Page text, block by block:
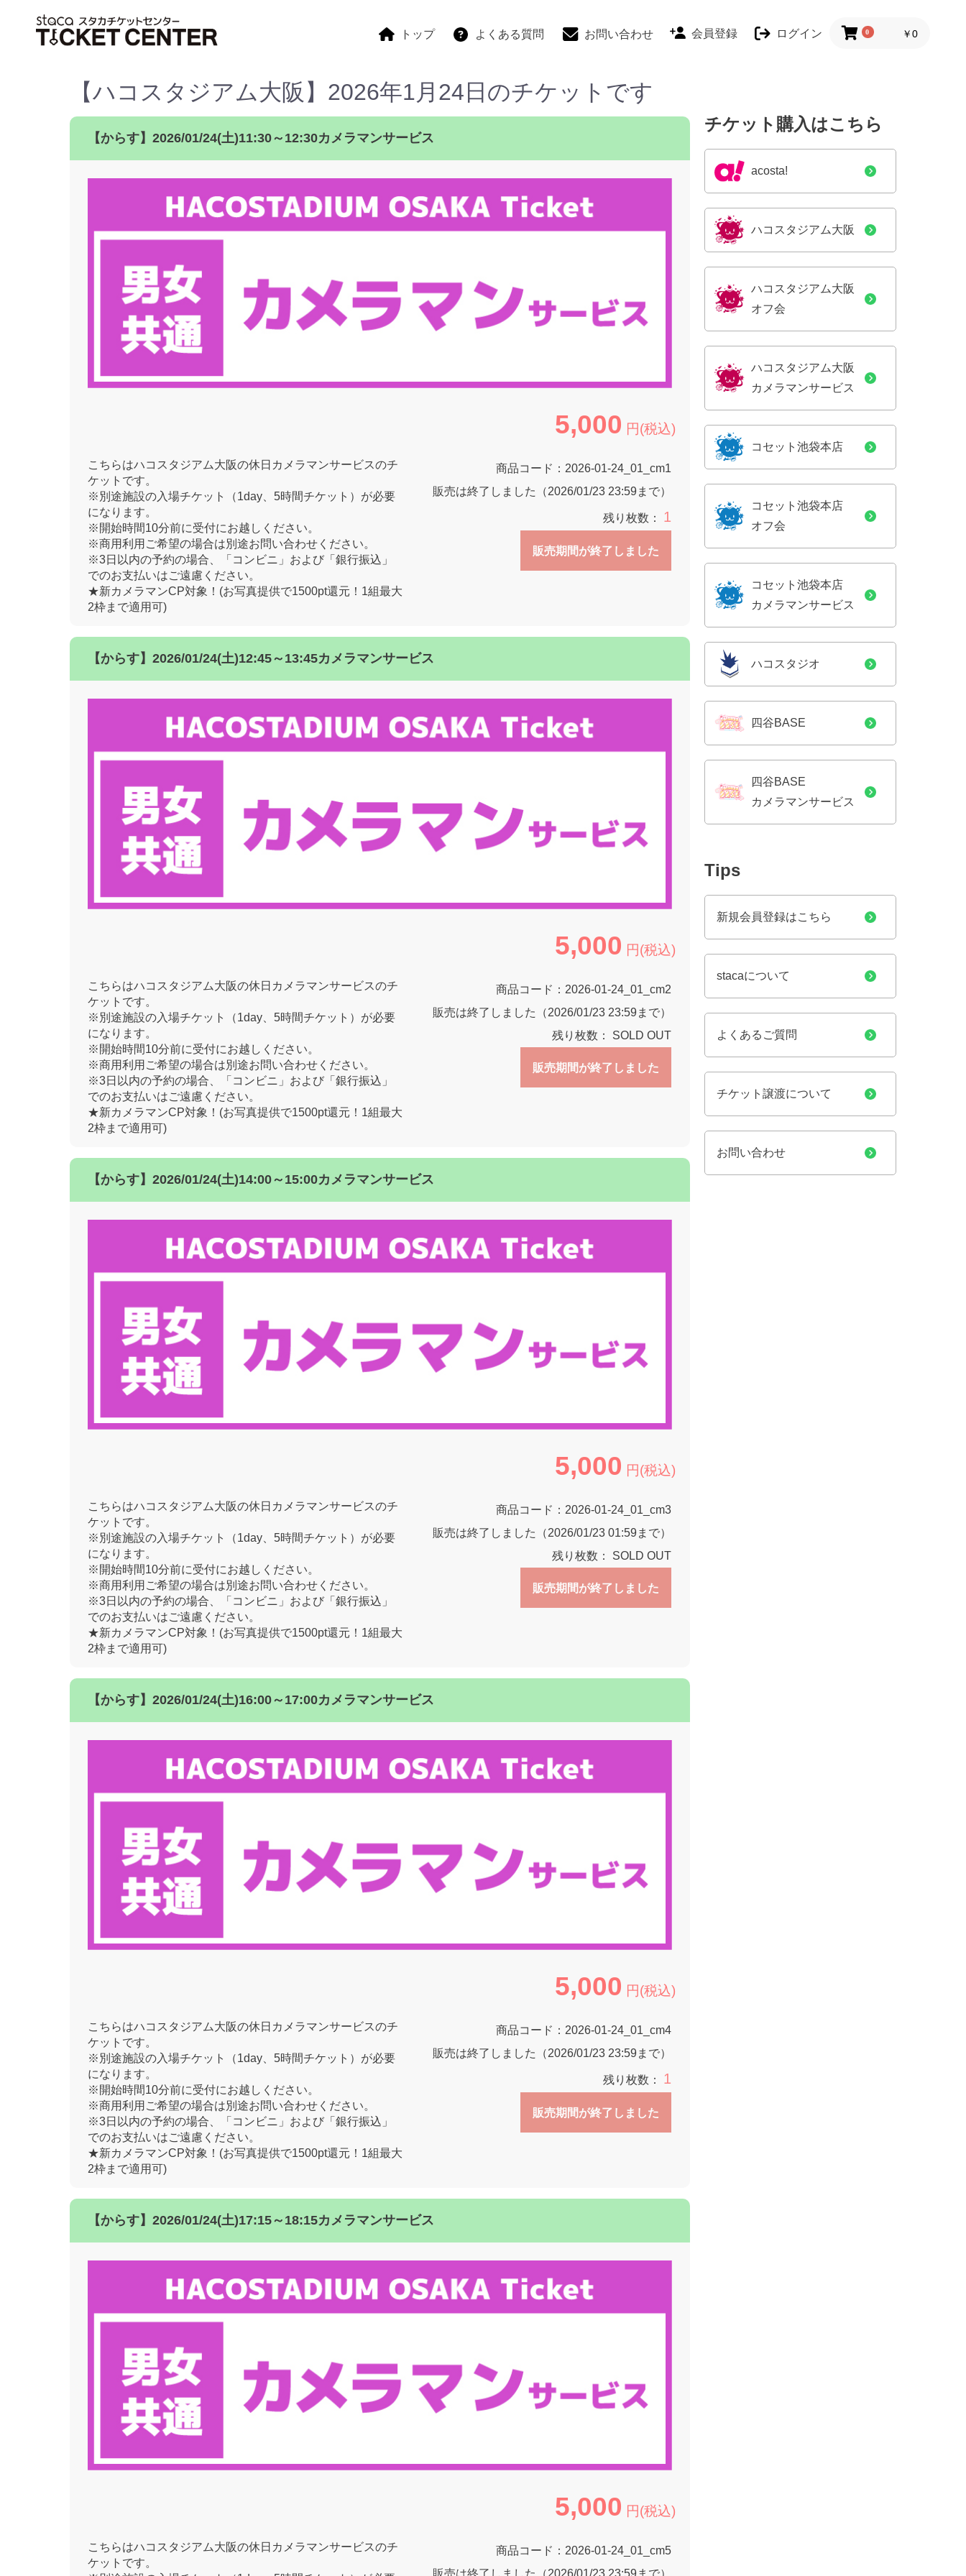
トップ よくある質問 お問い合わせ 会員登録 ログイン 0 ￥0
【ハコスタジアム大阪】2026年1月24日のチケットです
【からす】2026/01/24(土)11:30～12:30カメラマンサービス
5,000 円(税込)
こちらはハコスタジアム大阪の休日カメラマンサービスのチ
ケットです。
※別途施設の入場チケット（1day、5時間チケット）が必要
になります。
※開始時間10分前に受付にお越しください。
※商用利用ご希望の場合は別途お問い合わせください。
※3日以内の予約の場合、「コンビニ」および「銀行振込」
でのお支払いはご遠慮ください。
★新カメラマンCP対象！(お写真提供で1500pt還元！1組最大
2枠まで適用可)
商品コード： 2026-01-24_01_cm1
販売は終了しました（2026/01/23 23:59まで）
残り枚数： 1
販売期間が終了しました
【からす】2026/01/24(土)12:45～13:45カメラマンサービス
5,000 円(税込)
こちらはハコスタジアム大阪の休日カメラマンサービスのチ
ケットです。
※別途施設の入場チケット（1day、5時間チケット）が必要
になります。
※開始時間10分前に受付にお越しください。
※商用利用ご希望の場合は別途お問い合わせください。
※3日以内の予約の場合、「コンビニ」および「銀行振込」
でのお支払いはご遠慮ください。
★新カメラマンCP対象！(お写真提供で1500pt還元！1組最大
2枠まで適用可)
商品コード： 2026-01-24_01_cm2
販売は終了しました（2026/01/23 23:59まで）
残り枚数： SOLD OUT
販売期間が終了しました
【からす】2026/01/24(土)14:00～15:00カメラマンサービス
5,000 円(税込)
こちらはハコスタジアム大阪の休日カメラマンサービスのチ
ケットです。
※別途施設の入場チケット（1day、5時間チケット）が必要
になります。
※開始時間10分前に受付にお越しください。
※商用利用ご希望の場合は別途お問い合わせください。
※3日以内の予約の場合、「コンビニ」および「銀行振込」
でのお支払いはご遠慮ください。
★新カメラマンCP対象！(お写真提供で1500pt還元！1組最大
2枠まで適用可)
商品コード： 2026-01-24_01_cm3
販売は終了しました（2026/01/23 01:59まで）
残り枚数： SOLD OUT
販売期間が終了しました
【からす】2026/01/24(土)16:00～17:00カメラマンサービス
5,000 円(税込)
こちらはハコスタジアム大阪の休日カメラマンサービスのチ
ケットです。
※別途施設の入場チケット（1day、5時間チケット）が必要
になります。
※開始時間10分前に受付にお越しください。
※商用利用ご希望の場合は別途お問い合わせください。
※3日以内の予約の場合、「コンビニ」および「銀行振込」
でのお支払いはご遠慮ください。
★新カメラマンCP対象！(お写真提供で1500pt還元！1組最大
2枠まで適用可)
商品コード： 2026-01-24_01_cm4
販売は終了しました（2026/01/23 23:59まで）
残り枚数： 1
販売期間が終了しました
【からす】2026/01/24(土)17:15～18:15カメラマンサービス
5,000 円(税込)
こちらはハコスタジアム大阪の休日カメラマンサービスのチ
ケットです。
商品コード： 2026-01-24_01_cm5
チケット購入はこちら
acosta!
ハコスタジアム大阪
ハコスタジアム大阪
オフ会
ハコスタジアム大阪
カメラマンサービス
コセット池袋本店
コセット池袋本店
オフ会
コセット池袋本店
カメラマンサービス
ハコスタジオ
四谷BASE
四谷BASE
カメラマンサービス
Tips
新規会員登録はこちら
stacaについて
よくあるご質問
チケット譲渡について
お問い合わせ